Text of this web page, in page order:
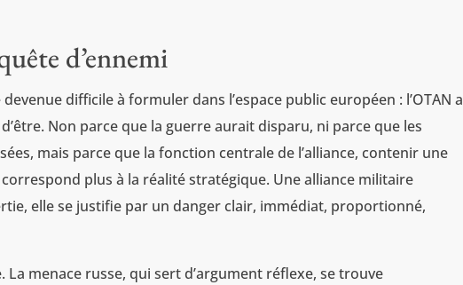
d’ennemi
difficile à formuler dans l’espace public européen : l’OTAN a
Non parce que la guerre aurait disparu, ni parce que les
mais parce que la fonction centrale de l’alliance, contenir une
plus à la réalité stratégique. Une alliance militaire
elle se justifie par un danger clair, immédiat, proportionné,
La menace russe, qui sert d’argument réflexe, se trouve